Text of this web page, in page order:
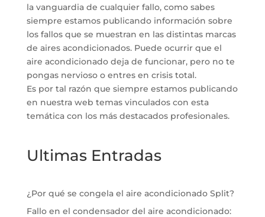
la vanguardia de cualquier fallo, como sabes
siempre estamos publicando información sobre
los fallos que se muestran en las distintas marcas
de aires acondicionados. Puede ocurrir que el
aire acondicionado deja de funcionar, pero no te
pongas nervioso o entres en crisis total.
Es por tal razón que siempre estamos publicando
en nuestra web temas vinculados con esta
temática con los más destacados profesionales.
Ultimas Entradas
¿Por qué se congela el aire acondicionado Split?
Fallo en el condensador del aire acondicionado: